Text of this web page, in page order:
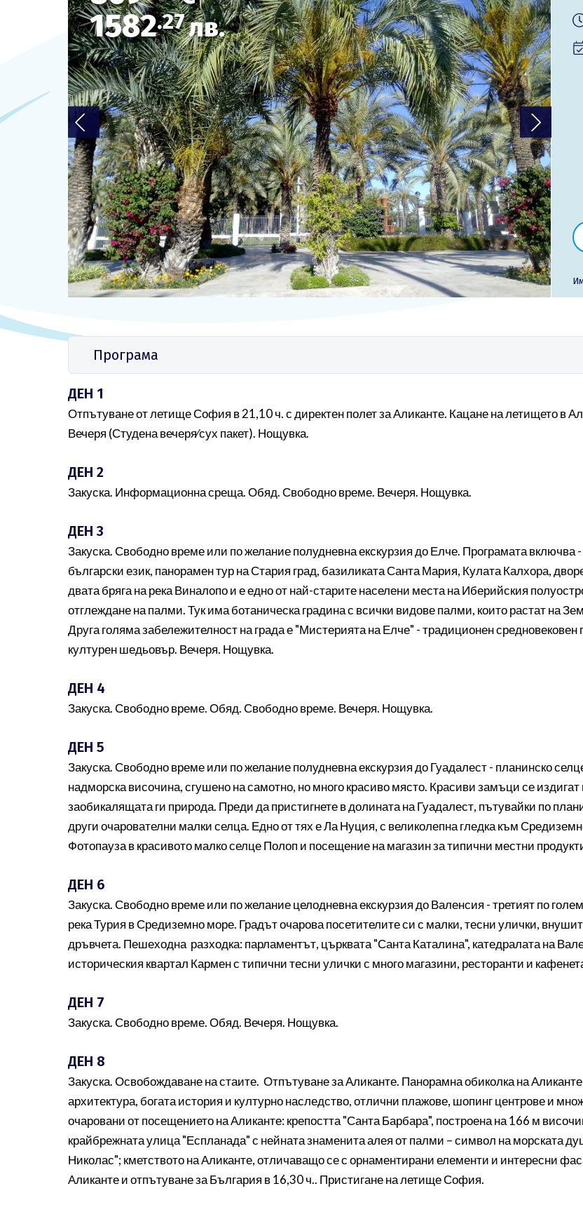
ОЩЕ
За нас - Ivi Travel
Лиценз
Банкова сметка
Общи условия
Политика за поверителност
Контакти
0879 990 698 Запитване
1582.27лв.
Програма
ДЕН 1
Отпътуване от летище София в 21,10 ч. с директен полет за Аликанте. Кацане на летището в
Вечеря (Студена вечеря∕сух пакет). Нощувка.
ДЕН 2
Закуска. Информационна среща. Обяд. Свободно време. Вечеря. Нощувка.
ДЕН 3
Закуска. Свободно време или по желание полудневна екскурзия до Елче. Програмата включва
български език, панорамен тур на Стария град, базиликата Санта Мария, Кулата Калхора,
двата бряга на река Виналопо и е едно от най-старите населени места на Иберийския
отглеждане на палми. Тук има ботаническа градина с всички видове палми, които растат на
Друга голяма забележителност на града е "Мистерията на Елче" - традиционен
културен шедьовър. Вечеря. Нощувка.
ДЕН 4
Закуска. Свободно време. Обяд. Свободно време. Вечеря. Нощувка.
ДЕН 5
Закуска. Свободно време или по желание полудневна екскурзия до Гуадалест - планинско
надморска височина, сгушено на самотно, но много красиво място. Красиви замъци се
заобикалящата ги природа. Преди да пристигнете в долината на Гуадалест, пътувайки по
други очарователни малки селца. Едно от тях е Ла Нуция, с великолепна гледка към
Фотопауза в красивото малко селце Полоп и посещение на магазин за типични местни
ДЕН 6
Закуска. Свободно време или по желание целодневна екскурзия до Валенсия - третият по
река Турия в Средиземно море. Градът очарова посетителите си с малки, тесни улички,
дръвчета. Пешеходна разходка: парламентът, църквата "Санта Каталина", катедралата на
историческия квартал Кармен с типични тесни улички с много магазини, ресторанти и
ДЕН 7
Закуска. Свободно време. Обяд. Вечеря. Нощувка.
ДЕН 8
Закуска. Освобождаване на стаите. Отпътуване за Аликанте. Панорамна обиколка на
архитектура, богата история и културно наследство, отлични плажове, шопинг центрове и
очаровани от посещението на Аликанте: крепостта "Санта Барбара", построена на 166 м
крайбрежната улица "Еспланада" с нейната знаменита алея от палми – символ на морската
Николас"; кметството на Аликанте, отличаващо се с орнаментирани елементи и интересни
Аликанте и отпътуване за България в 16,30 ч.. Пристигане на летище София.